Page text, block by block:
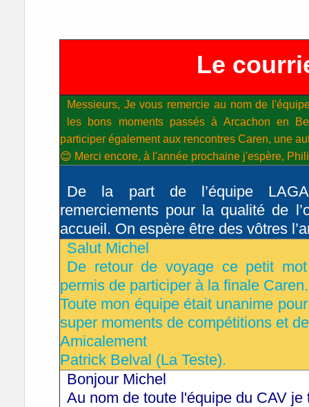
Le
Messieurs, Je vous remercie au nom de
les bons moments passés à Arcachon en
participer également aux rencontres Caren, une
😊 Merci encore, à l'année prochaine j'espère,
De la part de l’équipe
remerciements pour la qualité de
accueil. On espère être des vôtres
Salut Michel
De retour de voyage ce petit
permis de participer à la finale Caren.
Toute mon équipe était unanime
super moments de compétitions et
Amicalement
Patrick Belval (La Teste).
Bonjour Michel
Au nom de toute l'équipe du CAV